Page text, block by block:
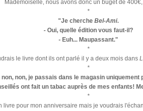
Mademoiselle, nous avons donc un buget de
*
"Je cherche Bel-Ami.
- Oui, quelle édition vous faut-il?
- Euh... Maupassant."
*
le livre dont ils ont parlé il y a deux mois dans
*
non, je passais dans le magasin
ont fait un tabac auprès de mes enfants!
*
livre pour mon anniversaire mais je voudrais